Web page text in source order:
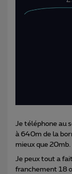
Je téléphone au
à 640m de la
mieux que 20mb.
Je peux tout a
franchement 18